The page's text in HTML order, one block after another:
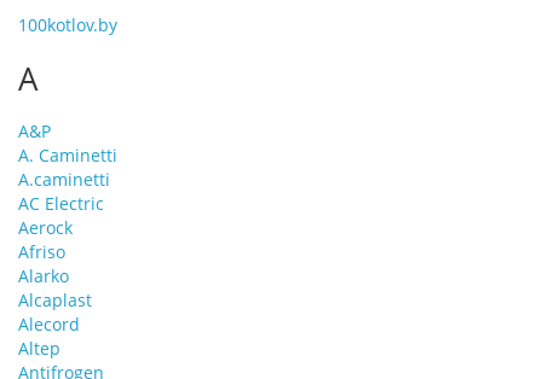
100kotlov.by
A
A&P
A. Caminetti
A.caminetti
AC Electric
Aerock
Afriso
Alarko
Alcaplast
Alecord
Altep
Antifrogen